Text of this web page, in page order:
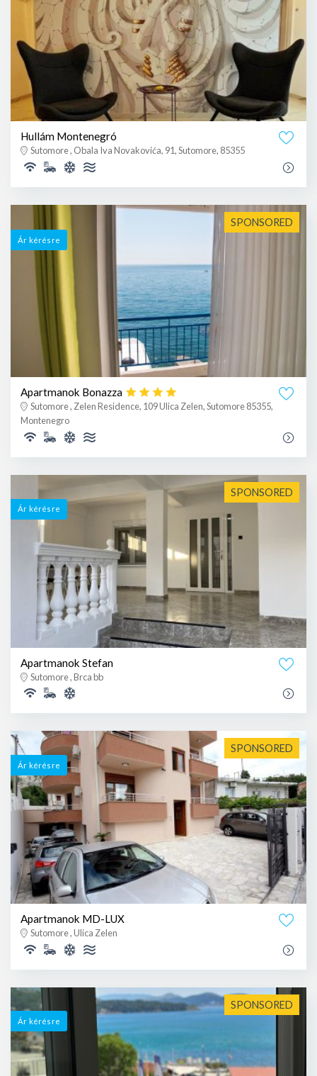
Hullám Montenegró
Sutomore , Obala Iva Novakovića, 91, Sutomore, 85355
SPONSORED
Ár kérésre
Apartmanok Bonazza
Sutomore , Zelen Residence, 109 Ulica Zelen, Sutomore 85355,
Montenegro
SPONSORED
Ár kérésre
Apartmanok Stefan
Sutomore , Brca bb
SPONSORED
Ár kérésre
Apartmanok MD-LUX
Sutomore , Ulica Zelen
SPONSORED
Ár kérésre